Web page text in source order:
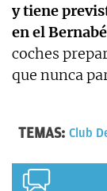
y tiene
en el
coches
que nunca
TEMAS: Club